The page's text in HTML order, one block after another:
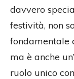
davvero
festività, non
fondamentale
ma è anche
ruolo unico